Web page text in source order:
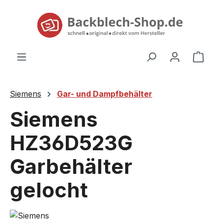
springen
Siemens Gar- und Dampfbehälter
Siemens
HZ36D523G
Garbehälter
gelocht